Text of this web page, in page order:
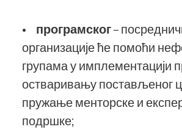
• програмског–
организације ће помоћи
групама у имплементацији
остваривању постављеног
пружање менторске и
подршке;